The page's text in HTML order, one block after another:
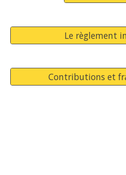
Le règlement
Contributions et